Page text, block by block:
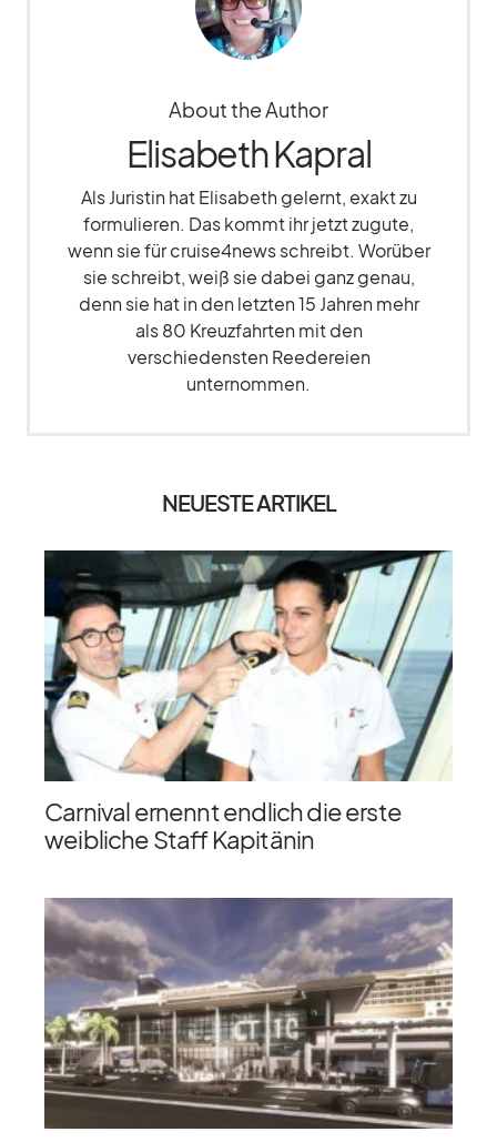
About the Author
Elisabeth Kapral
Als Juristin hat Elisabeth gelernt, exakt zu
formulieren. Das kommt ihr jetzt zugute,
wenn sie für cruise4news schreibt. Worüber
sie schreibt, weiß sie dabei ganz genau,
denn sie hat in den letzten 15 Jahren mehr
als 80 Kreuzfahrten mit den
verschiedensten Reedereien
unternommen.
NEUESTE ARTIKEL
Carnival ernennt endlich die erste
weibliche Staff Kapitänin